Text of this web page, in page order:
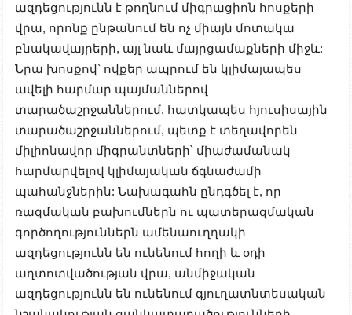
ազդեցությունն է թողնում միգրացիոն հոսքերի
վրա, որոնք ընթանում են ոչ միայն մոտակա
բնակավայրերի, այլ նաև մայրցամաքների միջև:
Նրա խոսքով՝ ովքեր ապրում են կլիմայապես
ավելի հարմար պայմաններով
տարածաշրջաններում, հատկապես հյուսիսային
տարածաշրջաններում, պետք է տեղավորեն
միլիոնավոր միգրանտների՝ միաժամանակ
հարմարվելով կլիմայական ճգնաժամի
պահանջներին: Նախագահն ընդգծել է, որ
ռազմական բախումներն ու պատերազմական
գործողություններն ամենաուղղակի
ազդեցությունն են ունենում հողի և օդի
աղտոտվածության վրա, անմիջական
ազդեցությունն են ունենում գյուղատնտեսական